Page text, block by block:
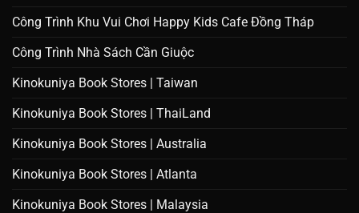
Công Trình Khu Vui Chơi Happy Kids Cafe Đồng Tháp
Công Trình Nhà Sách Cần Giuộc
Kinokuniya Book Stores | Taiwan
Kinokuniya Book Stores | ThaiLand
Kinokuniya Book Stores | Australia
Kinokuniya Book Stores | Atlanta
Kinokuniya Book Stores | Malaysia